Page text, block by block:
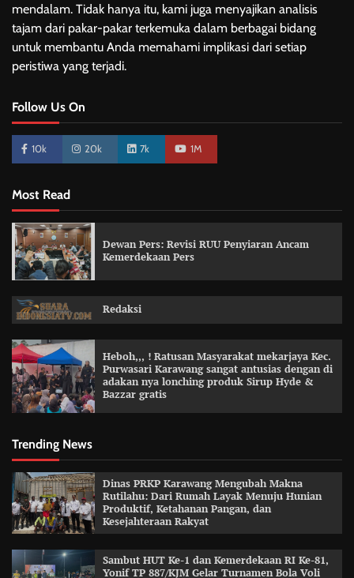
mendalam. Tidak hanya itu, kami juga menyajikan analisis
tajam dari pakar-pakar terkemuka dalam berbagai bidang
untuk membantu Anda memahami implikasi dari setiap
peristiwa yang terjadi.
Follow Us On
10k 20k 7k 1M
Most Read
Dewan Pers: Revisi RUU Penyiaran Ancam
Kemerdekaan Pers
Redaksi
Heboh,,, ! Ratusan Masyarakat mekarjaya Kec.
Purwasari Karawang sangat antusias dengan di
adakan nya lonching produk Sirup Hyde &
Bazzar gratis
Trending News
Dinas PRKP Karawang Mengubah Makna
Rutilahu: Dari Rumah Layak Menuju Hunian
Produktif, Ketahanan Pangan, dan
Kesejahteraan Rakyat
Sambut HUT Ke-1 dan Kemerdekaan RI Ke-81,
Yonif TP 887/KJM Gelar Turnamen Bola Voli